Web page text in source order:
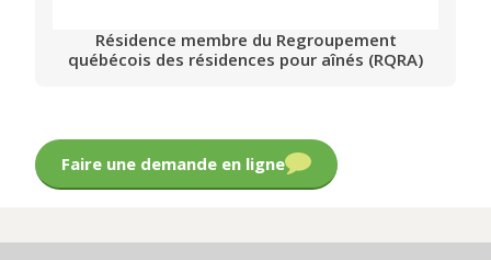
Résidence membre du Regroupement
québécois des résidences pour aînés (RQRA)
Faire une demande en ligne